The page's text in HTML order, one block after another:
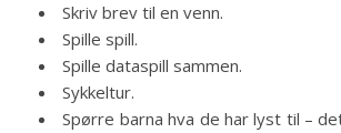
Skriv brev til en venn.
Spille spill.
Spille dataspill sammen.
Sykkeltur.
Spørre barna hva de har lyst til –